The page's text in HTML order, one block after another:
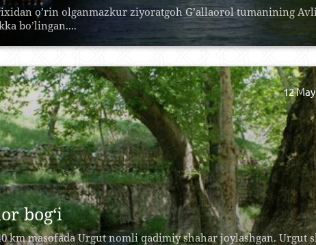
o’rin olganmazkur ziyoratgoh G’allaorol tumanining
bo’lingan....
bog‘i
km masofada Urgut nomli qadimiy shahar joylashgan.
12